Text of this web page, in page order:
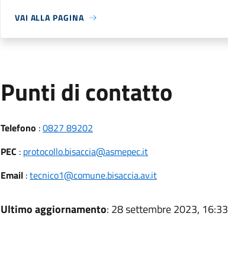
VAI ALLA PAGINA
Punti di contatto
Telefono :0827 89202
PEC : protocollo.bisaccia@asmepec.it
Email:tecnico1@comune.bisaccia.av.it
Ultimo aggiornamento: 28 settembre 2023, 16:33